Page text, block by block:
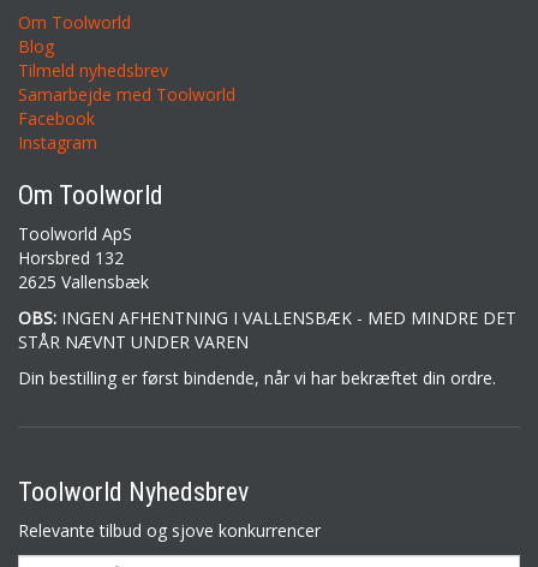
Om Toolworld
Blog
Tilmeld nyhedsbrev
Samarbejde med Toolworld
Facebook
Instagram
Om Toolworld
Toolworld ApS
Horsbred 132
2625 Vallensbæk
OBS: INGEN AFHENTNING I VALLENSBÆK - MED MINDRE DET
STÅR NÆVNT UNDER VAREN
Din bestilling er først bindende, når vi har bekræftet din ordre.
Toolworld Nyhedsbrev
Relevante tilbud og sjove konkurrencer